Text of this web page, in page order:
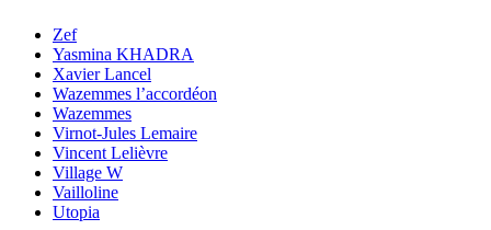
Zef
Yasmina KHADRA
Xavier Lancel
Wazemmes l’accordéon
Wazemmes
Virnot-Jules Lemaire
Vincent Lelièvre
Village W
Vailloline
Utopia